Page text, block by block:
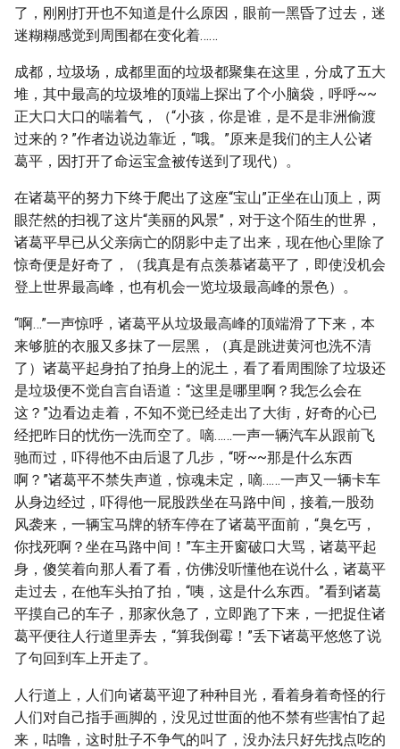
了，刚刚打开也不知道是什么原因，眼前一黑昏了过去，迷
迷糊糊感觉到周围都在变化着……
成都，垃圾场，成都里面的垃圾都聚集在这里，分成了五大
堆，其中最高的垃圾堆的顶端上探出了个小脑袋，呼呼~~
正大口大口的喘着气，（“小孩，你是谁，是不是非洲偷渡
过来的？”作者边说边靠近，“哦。”原来是我们的主人公诸
葛平，因打开了命运宝盒被传送到了现代）。
在诸葛平的努力下终于爬出了这座“宝山”正坐在山顶上，两
眼茫然的扫视了这片“美丽的风景”，对于这个陌生的世界，
诸葛平早已从父亲病亡的阴影中走了出来，现在他心里除了
惊奇便是好奇了，（我真是有点羡慕诸葛平了，即使没机会
登上世界最高峰，也有机会一览垃圾最高峰的景色）。
“啊…”一声惊呼，诸葛平从垃圾最高峰的顶端滑了下来，本
来够脏的衣服又多抹了一层黑，（真是跳进黄河也洗不清
了）诸葛平起身拍了拍身上的泥土，看了看周围除了垃圾还
是垃圾便不觉自言自语道：“这里是哪里啊？我怎么会在
这？”边看边走着，不知不觉已经走出了大街，好奇的心已
经把昨日的忧伤一洗而空了。嘀……一声一辆汽车从跟前飞
驰而过，吓得他不由后退了几步，“呀~~那是什么东西
啊？”诸葛平不禁失声道，惊魂未定，嘀……一声又一辆卡车
从身边经过，吓得他一屁股跌坐在马路中间，接着,一股劲
风袭来，一辆宝马牌的轿车停在了诸葛平面前，“臭乞丐，
你找死啊？坐在马路中间！”车主开窗破口大骂，诸葛平起
身，傻笑着向那人看了看，仿佛没听懂他在说什么，诸葛平
走过去，在他车头拍了拍，“咦，这是什么东西。”看到诸葛
平摸自己的车子，那家伙急了，立即跑了下来，一把捉住诸
葛平便往人行道里弄去，“算我倒霉！”丢下诸葛平悠悠了说
了句回到车上开走了。
人行道上，人们向诸葛平迎了种种目光，看着身着奇怪的行
人们对自己指手画脚的，没见过世面的他不禁有些害怕了起
来，咕噜，这时肚子不争气的叫了，没办法只好先找点吃的